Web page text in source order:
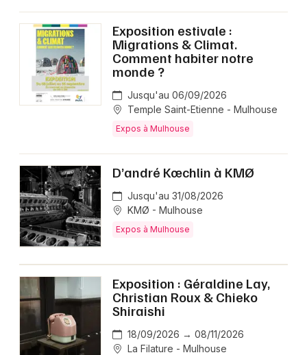
Exposition estivale :
Migrations & Climat.
Comment habiter notre
monde ?
Jusqu'au 06/09/2026
Temple Saint-Etienne - Mulhouse
Expos à Mulhouse
D’andré Kœchlin à KMØ
Jusqu'au 31/08/2026
KMØ - Mulhouse
Expos à Mulhouse
Exposition : Géraldine Lay,
Christian Roux & Chieko
Shiraishi
18/09/2026 → 08/11/2026
La Filature - Mulhouse